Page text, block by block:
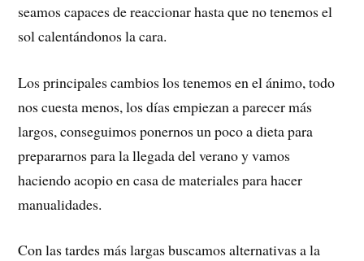
seamos capaces de reaccionar hasta que no tenemos el
sol calentándonos la cara.
Los principales cambios los tenemos en el ánimo, todo
nos cuesta menos, los días empiezan a parecer más
largos, conseguimos ponernos un poco a dieta para
prepararnos para la llegada del verano y vamos
haciendo acopio en casa de materiales para hacer
manualidades.
Con las tardes más largas buscamos alternativas a la